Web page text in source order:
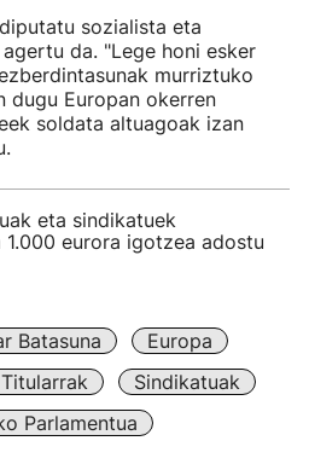
sozialista eta
da. "Lege honi esker
murriztuko
dugu Europan okerren
soldata altuagoak izan
eta sindikatuek
eurora igotzea adostu
Batasuna
Europa
Sindikatuak
Parlamentua